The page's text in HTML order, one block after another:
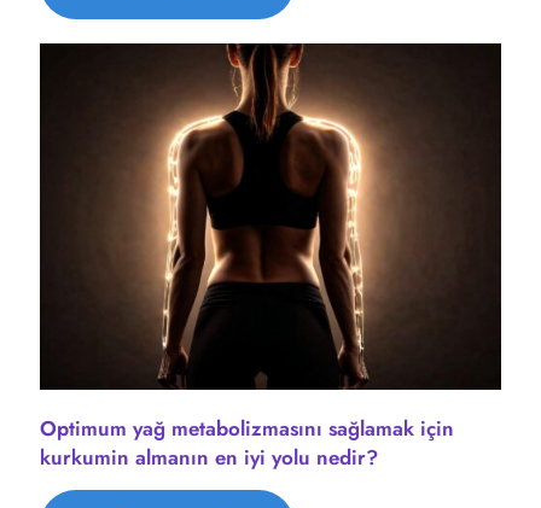
Optimum yağ metabolizmasını sağlamak için
kurkumin almanın en iyi yolu nedir?